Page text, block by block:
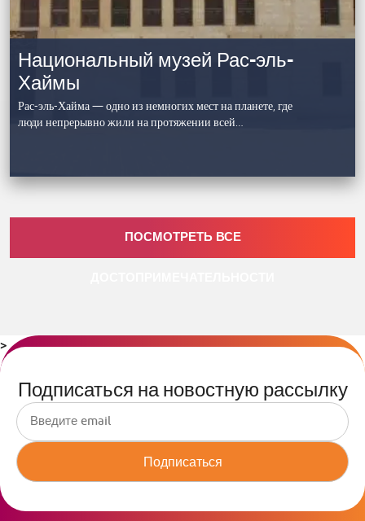
Национальный музей Рас-эль-
Хаймы
Рас-эль-Хайма — одно из немногих мест на планете, где
люди непрерывно жили на протяжении всей…
ПОСМОТРЕТЬ ВСЕ
>
Подписаться на новостную рассылку
Подписаться